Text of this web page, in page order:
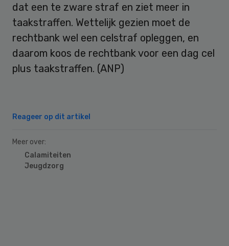
dat een te zware straf en ziet meer in
taakstraffen. Wettelijk gezien moet de
rechtbank wel een celstraf opleggen, en
daarom koos de rechtbank voor een dag cel
plus taakstraffen. (ANP)
Reageer op dit artikel
Meer over:
Calamiteiten
Jeugdzorg